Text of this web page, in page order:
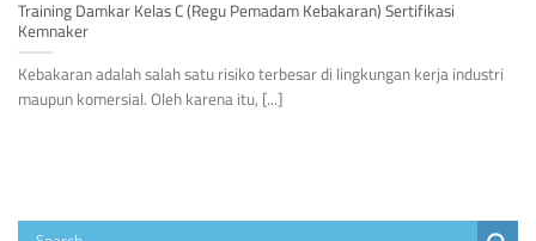
Training Damkar Kelas C (Regu Pemadam Kebakaran) Sertifikasi
Kemnaker
Kebakaran adalah salah satu risiko terbesar di lingkungan kerja industri
maupun komersial. Oleh karena itu, [...]